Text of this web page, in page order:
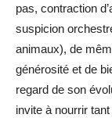
pas, contraction
suspicion
animaux), de
générosité et de
regard de son
invite à nourrir